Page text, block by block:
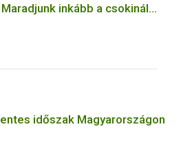
inkább a csokinál…
időszak Magyarországon